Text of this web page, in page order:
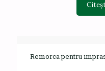
Remorca pentru